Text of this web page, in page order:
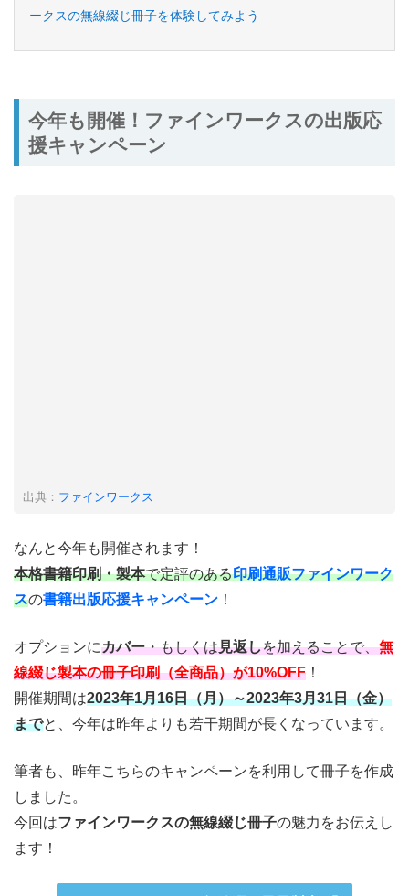
ークスの無線綴じ冊子を体験してみよう
今年も開催！ファインワークスの出版応
援キャンペーン
出典： ファインワークス
なんと今年も開催されます！
本格書籍印刷・製本で定評のある印刷通販ファインワーク
スの書籍出版応援キャンペーン ！
オプションにカバー・もしくは見返しを加えることで、無
線綴じ製本の冊子印刷（全商品）が10%OFF ！
開催期間は2023年1月16日（月）～2023年3月31日（金）
までと、今年は昨年よりも若干期間が長くなっています。
筆者も、昨年こちらのキャンペーンを利用して冊子を作成
しました。
今回はファインワークスの無線綴じ冊子の魅力をお伝えし
ます！